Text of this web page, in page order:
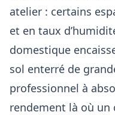
atelier : certains
et en taux
domestique
sol enterré de
professionnel à
rendement là où un